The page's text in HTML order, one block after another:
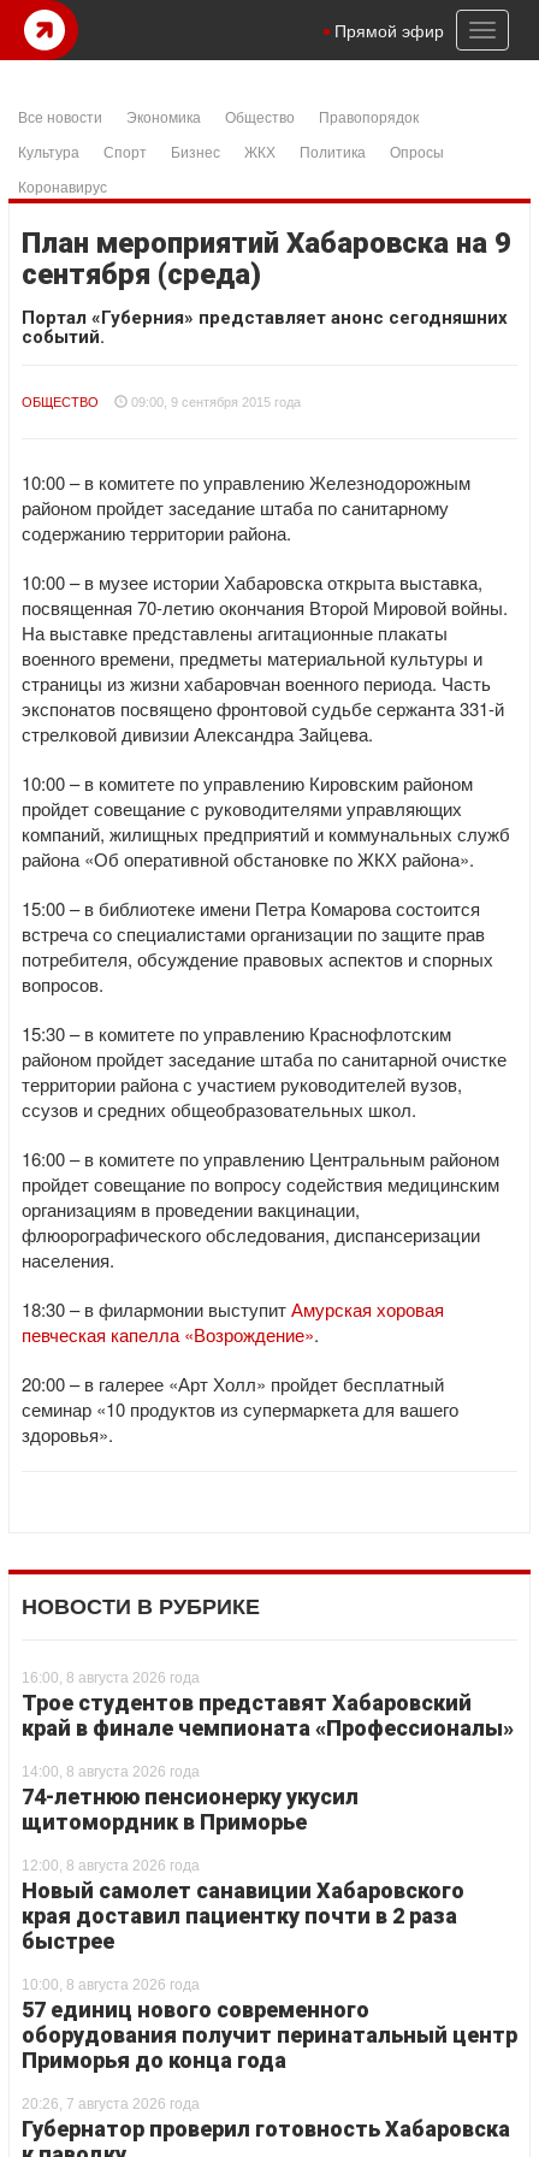
Toggle
Прямой эфир
Все новости Экономика Общество
Правопорядок
Культура
Спорт Бизнес ЖКХ Политика
Опросы
Коронавирус
План мероприятий Хабаровска на 9
сентября (среда)
Портал «Губерния» представляет анонс сегодняшних
событий.
ОБЩЕСТВО 09:00, 9 сентября 2015 года
10:00 – в комитете по управлению Железнодорожным
районом пройдет заседание штаба по санитарному
содержанию территории района.
10:00 – в музее истории Хабаровска открыта выставка,
посвященная 70-летию окончания Второй Мировой войны.
На выставке представлены агитационные плакаты
военного времени, предметы материальной культуры и
страницы из жизни хабаровчан военного периода. Часть
экспонатов посвящено фронтовой судьбе сержанта 331-й
стрелковой дивизии Александра Зайцева.
10:00 – в комитете по управлению Кировским районом
пройдет совещание с руководителями управляющих
компаний, жилищных предприятий и коммунальных служб
района «Об оперативной обстановке по ЖКХ района».
15:00 – в библиотеке имени Петра Комарова состоится
встреча со специалистами организации по защите прав
потребителя, обсуждение правовых аспектов и спорных
вопросов.
15:30 – в комитете по управлению Краснофлотским
районом пройдет заседание штаба по санитарной очистке
территории района с участием руководителей вузов,
ссузов и средних общеобразовательных школ.
16:00 – в комитете по управлению Центральным районом
пройдет совещание по вопросу содействия медицинским
организациям в проведении вакцинации,
флюорографического обследования, диспансеризации
населения.
18:30 – в филармонии выступитАмурская хоровая
певческая капелла «Возрождение».
20:00 – в галерее «Арт Холл» пройдет бесплатный
семинар «10 продуктов из супермаркета для вашего
здоровья».
НОВОСТИ В РУБРИКЕ
16:00, 8 августа 2026 года
Трое студентов представят Хабаровский
край в финале чемпионата «Профессионалы»
14:00, 8 августа 2026 года
74-летнюю пенсионерку укусил
щитомордник в Приморье
12:00, 8 августа 2026 года
Новый самолет санавиции Хабаровского
края доставил пациентку почти в 2 раза
быстрее
10:00, 8 августа 2026 года
57 единиц нового современного
оборудования получит перинатальный центр
Приморья до конца года
20:26, 7 августа 2026 года
Губернатор проверил готовность Хабаровска